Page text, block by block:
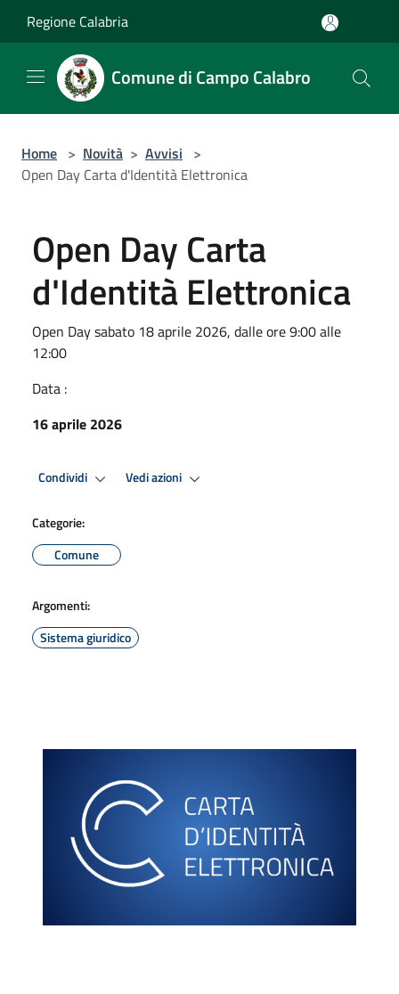
Regione Calabria
Comune di Campo Calabro
Home > Novità > Avvisi >
Open Day Carta d'Identità Elettronica
Open Day Carta
d'Identità Elettronica
Open Day sabato 18 aprile 2026, dalle ore 9:00 alle
12:00
Data :
16 aprile 2026
Condividi Vedi azioni
Categorie:
Comune
Argomenti:
Sistema giuridico